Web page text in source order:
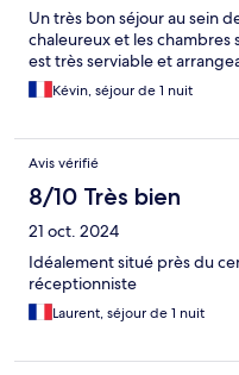
Un très bon séjour au sein
chaleureux et les chambres
est très serviable et
Kévin, séjour de 1 nuit
Avis vérifié
8/10 Très bien
21 oct. 2024
Idéalement situé près du
réceptionniste
Laurent, séjour de 1 nuit